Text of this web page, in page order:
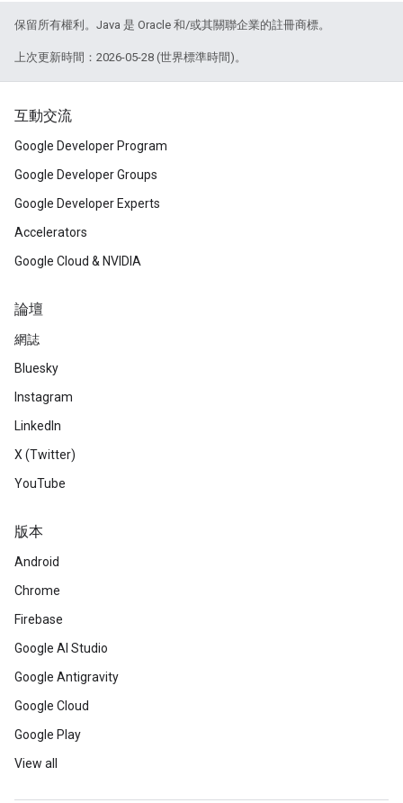
保留所有權利。Java 是 Oracle 和/或其關聯企業的註冊商標。
上次更新時間：2026-05-28 (世界標準時間)。
互動交流
Google Developer Program
Google Developer Groups
Google Developer Experts
Accelerators
Google Cloud & NVIDIA
論壇
網誌
Bluesky
Instagram
LinkedIn
X (Twitter)
YouTube
版本
Android
Chrome
Firebase
Google AI Studio
Google Antigravity
Google Cloud
Google Play
View all